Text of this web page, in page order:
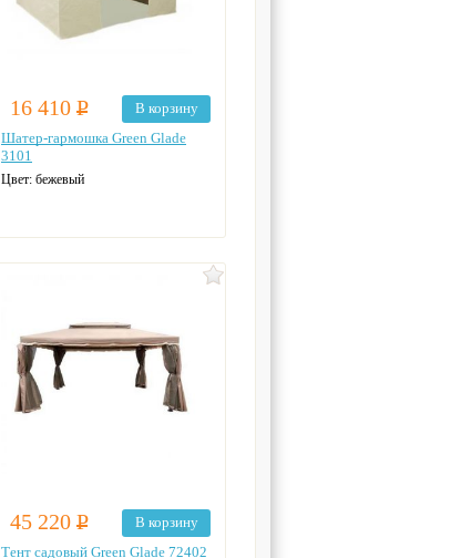
16 410 Р
В корзину
Шатер-гармошка Green Glade
3101
Цвет: бежевый
45 220 Р
В корзину
Тент садовый Green Glade 72402